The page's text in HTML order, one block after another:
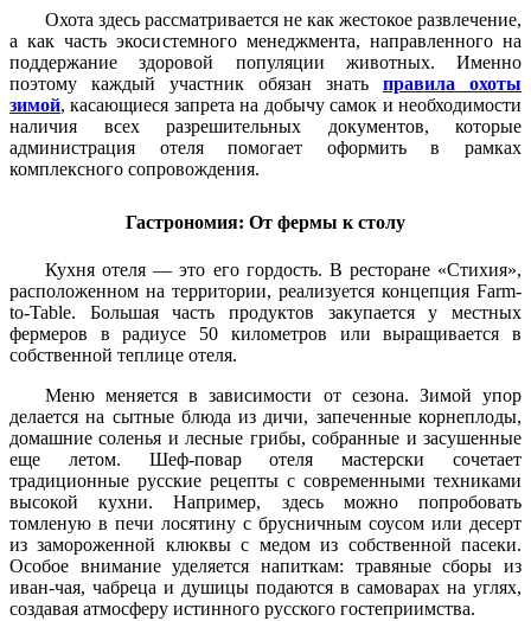
Охота здесь рассматривается не как жестокое развлечение,
а как часть экосистемного менеджмента, направленного на
поддержание здоровой популяции животных. Именно
поэтому каждый участник обязан знать правила охоты
зимой, касающиеся запрета на добычу самок и необходимости
наличия всех разрешительных документов, которые
администрация отеля помогает оформить в рамках
комплексного сопровождения.
Гастрономия: От фермы к столу
Кухня отеля — это его гордость. В ресторане «Стихия»,
расположенном на территории, реализуется концепция Farm-
to-Table. Большая часть продуктов закупается у местных
фермеров в радиусе 50 километров или выращивается в
собственной теплице отеля.
Меню меняется в зависимости от сезона. Зимой упор
делается на сытные блюда из дичи, запеченные корнеплоды,
домашние соленья и лесные грибы, собранные и засушенные
еще летом. Шеф-повар отеля мастерски сочетает
традиционные русские рецепты с современными техниками
высокой кухни. Например, здесь можно попробовать
томленую в печи лосятину с брусничным соусом или десерт
из замороженной клюквы с медом из собственной пасеки.
Особое внимание уделяется напиткам: травяные сборы из
иван-чая, чабреца и душицы подаются в самоварах на углях,
создавая атмосферу истинного русского гостеприимства.